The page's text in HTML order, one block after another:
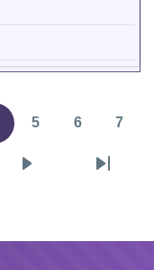
目
5 6 7
Last